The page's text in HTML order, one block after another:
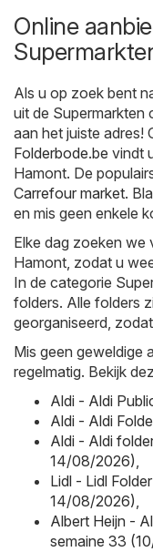
Online
Als u op zoek bent
uit de Supermarkten
aan het juiste adres!
Folderbode.be vindt
Hamont. De
Carrefour market.
en mis geen enkele
Elke dag zoeken we
Hamont, zodat u
In de categorie
folders. Alle folders
georganiseerd,
Mis geen geweldige
regelmatig. Bekijk
Aldi - Aldi
Aldi - Aldi
Aldi - Aldi
14/08/2026),
Lidl - Lidl
14/08/2026),
Albert Heijn -
semaine 33